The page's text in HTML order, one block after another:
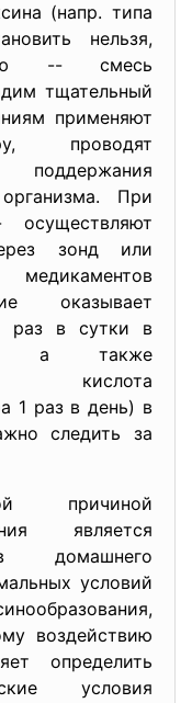
(напр. типа
нельзя,
-- смесь
тщательный
применяют
проводят
При
осуществляют
зонд или
оказывает
раз в сутки в
а также
кислота
1 раз в день) в
следить за
причиной
является
домашнего
условий
воздействию
определить
условия